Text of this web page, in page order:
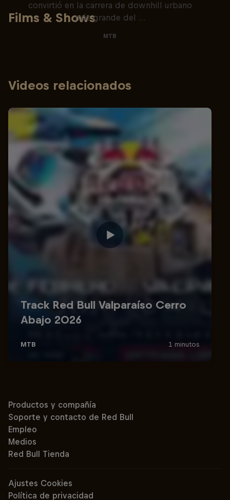
Films & Shows
convirtió en la carrera de downhill urbano
más grande del …
MTB
Videos relacionados